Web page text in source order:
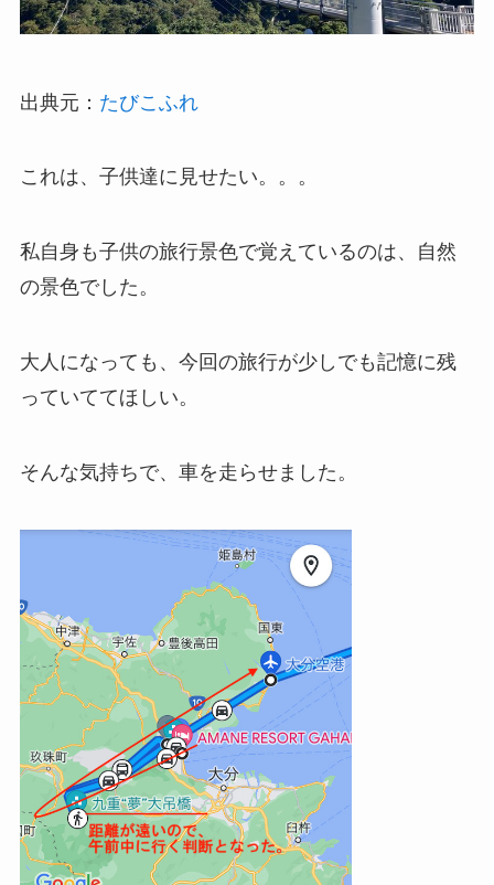
出典元： たびこふれ
これは、子供達に見せたい。。。
私自身も子供の旅行景色で覚えているのは、自然
の景色でした。
大人になっても、今回の旅行が少しでも記憶に残
っていててほしい。
そんな気持ちで、車を走らせました。